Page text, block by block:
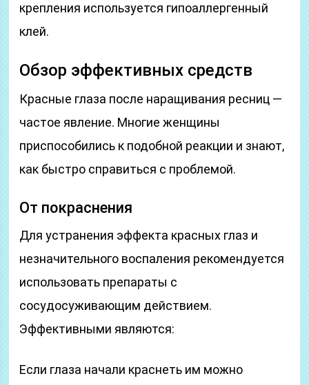
крепления используется гипоаллергенный
клей.
Обзор эффективных средств
Красные глаза после наращивания ресниц —
частое явление. Многие женщины
приспособились к подобной реакции и знают,
как быстро справиться с проблемой.
От покраснения
Для устранения эффекта красных глаз и
незначительного воспаления рекомендуется
использовать препараты с
сосудосуживающим действием.
Эффективными являются:
Если глаза начали краснеть им можно